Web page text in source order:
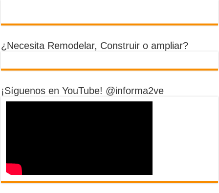
¿Necesita Remodelar, Construir o ampliar?
¡Síguenos en YouTube! @informa2ve